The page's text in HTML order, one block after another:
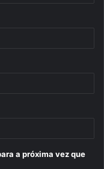
a próxima vez que